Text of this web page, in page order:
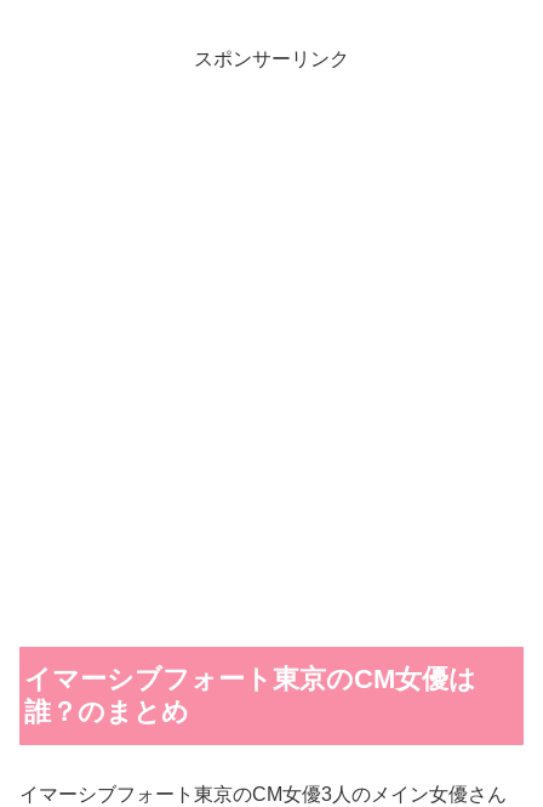
スポンサーリンク
イマーシブフォート東京のCM女優は
誰？のまとめ
イマーシブフォート東京のCM女優3人のメイン女優さん